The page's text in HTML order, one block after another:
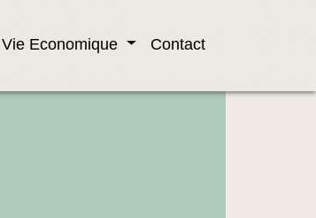
Vie Economique Contact